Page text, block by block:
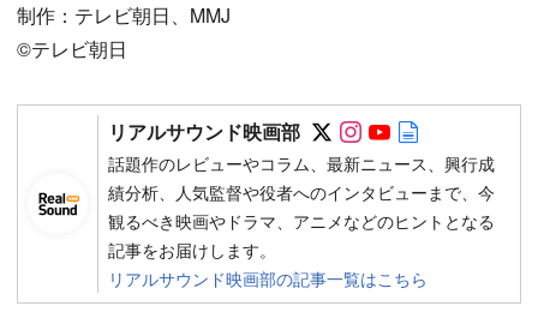
制作：テレビ朝日、MMJ
©︎テレビ朝日
リアルサウンド映画部 Follow on SNS
Follow on SNS
Follow on
話題作のレビューやコラム、最新ニュース、興行成
績分析、人気監督や役者へのインタビューまで、今
観るべき映画やドラマ、アニメなどのヒントとなる
記事をお届けします。
リアルサウンド映画部の記事一覧はこちら